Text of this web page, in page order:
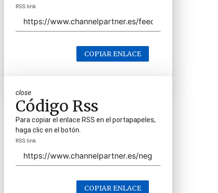
RSS link
COPIAR ENLACE
close
Código Rss
Para copiar el enlace RSS en el portapapeles,
haga clic en el botón.
RSS link
COPIAR ENLACE